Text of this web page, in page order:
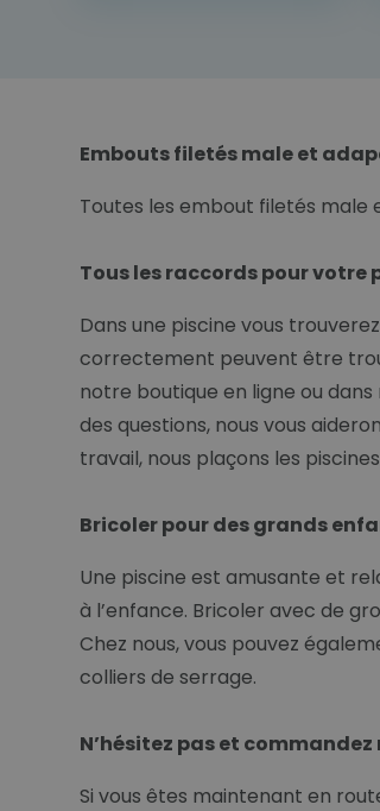
Embouts filetés male et
Toutes les embout filetés male
Tous les raccords pour
Dans une piscine vous
correctement peuvent être
notre boutique en ligne ou
des questions, nous vous
travail, nous plaçons les
Bricoler pour des grands
Une piscine est amusante et
à l’enfance. Bricoler avec de
Chez nous, vous pouvez
colliers de serrage.
N’hésitez pas et
Si vous êtes maintenant en